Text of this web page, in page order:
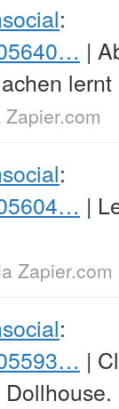
:
|
Zapier.com
:
|
Zapier.com
:
|